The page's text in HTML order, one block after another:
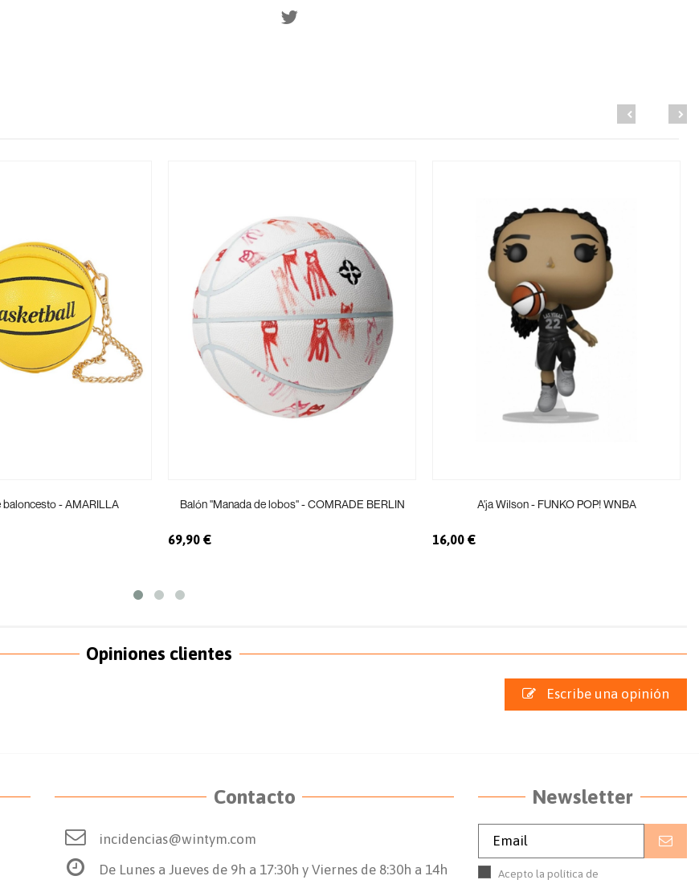
baloncesto - AMARILLA Balón "Manada de lobos" - COMRADE BERLIN
69,90 €
A'ja Wilson - FUNKO POP! WNBA
16,00 €
Opiniones clientes
Escribe una opinión
Contacto
incidencias@wintym.com
De Lunes a Jueves de 9h a 17:30h y Viernes de 8:30h a 14h
Newsletter
Acepto la política de